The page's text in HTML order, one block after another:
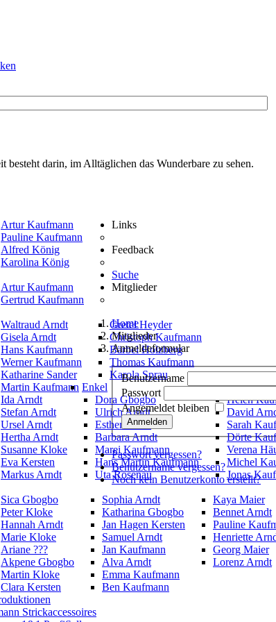
besteht darin, im Alltäglichen das Wunderbare zu sehen.
Artur Kaufmann
Pauline Kaufmann
Alfred König
Karolina König
Artur Kaufmann
Gertrud Kaufmann
Waltraud Arndt
Gisela Arndt
Hans Kaufmann
Werner Kaufmann
Katharine Sander
Martin Kaufmann
Gretel Heyder
Christoph Kaufmann
Bärbel Holzberg
Thomas Kaufmann
Karola Sprau
Enkel
Ida Arndt
Stefan Arndt
Ursel Arndt
Hertha Arndt
Susanne Kloke
Eva Kersten
Markus Arndt
Dora Gbogbo
Ulrich Arndt
Esther Maier
Barbara Arndt
Marei Kaufmann
Hans Martin Kaufmann
Uta Rosenau
Helen
David
Sarah
Dörte
Verena
Michel
Jonas
Sica Gbogbo
Peter Kloke
Hannah Arndt
Marie Kloke
Ariane ???
Akpene Gbogbo
Martin Kloke
Clara Kersten
Sophia Arndt
Katharina Gbogbo
Jan Hagen Kersten
Samuel Arndt
Jan Kaufmann
Alva Arndt
Emma Kaufmann
Ben Kaufmann
Kaya Maier
Bennet Arndt
Pauline
Henriette
Georg Maier
Lorenz Arndt
Links
Strickaccessoires
Feedback
Suche
Mitglieder
Home
Mitglieder
Anmeldeformular
Benutzername
Passwort
Angemeldet bleiben
Anmelden
Passwort vergessen?
Benutzername vergessen?
Noch kein Benutzerkonto erstellt?